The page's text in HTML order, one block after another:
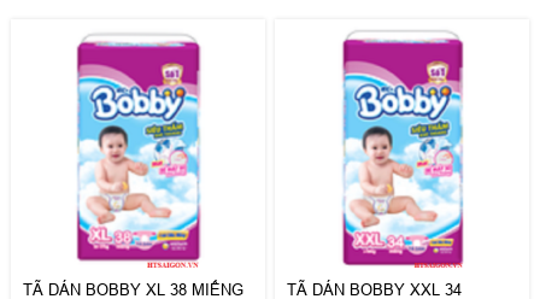
TÃ DÁN BOBBY XL 38 MIẾNG TÃ DÁN BOBBY XXL 34